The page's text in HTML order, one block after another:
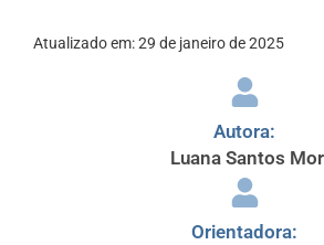
Atualizado em:29 de janeiro de 2025
Autora:
Luana Santos
Orientadora: